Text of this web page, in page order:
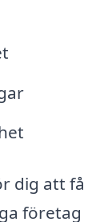
dig att få
företag